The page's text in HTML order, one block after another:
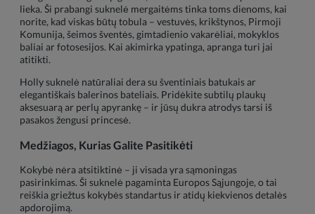
lieka. Ši prabangi suknelė mergaitėms tinka toms dienoms, kai
norite, kad viskas būtų tobula – vestuvės, krikštynos, Pirmoji
Komunija, šeimos šventės, gimtadienio vakarėliai, mokyklos
baliai ar fotosesijos. Kai akimirka ypatinga, apranga turi jai
atitikti.
Holly suknelė natūraliai dera su šventiniais batukais ar
elegantiškais balerinos bateliais. Pridėkite subtilų plaukų
aksesuarą ar perlų apyrankę – ir jūsų dukra atrodys tarsi iš
pasakos žengusi princesė.
Medžiagos, Kurias Galite Pasitikėti
Kokybė nėra atsitiktinė – ji visada yra sąmoningas
pasirinkimas. Ši suknelė pagaminta Europos Sąjungoje, o tai
reiškia griežtus kokybės standartus ir atidų kiekvienos detalės
apdorojimą.